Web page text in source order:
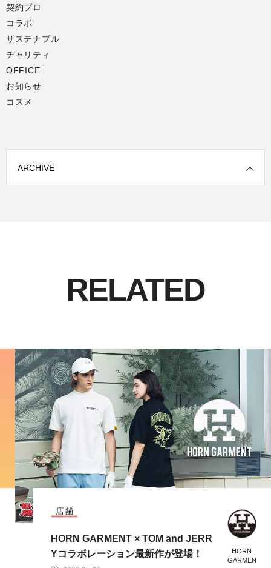
契約プロ
コラボ
サステナブル
チャリティ
OFFICE
お知らせ
コスメ
ARCHIVE
RELATED
HORN
GARMEN
HORN GARMENT
2026年最新春夏コレクション発売開
始